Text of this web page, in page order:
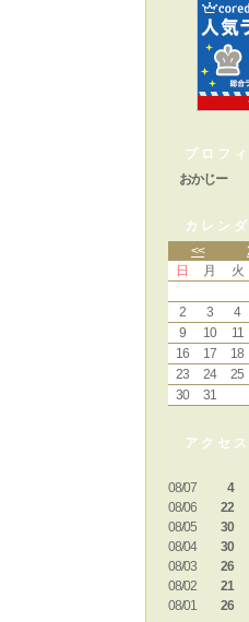
プロフ
おかじー
カレン
<<
日
月 火
2
3 4
9
10 11
16
17 18
23
24 25
30
31
アクセ
08/07
4
08/06
22
08/05
30
08/04
30
08/03
26
08/02
21
08/01
26